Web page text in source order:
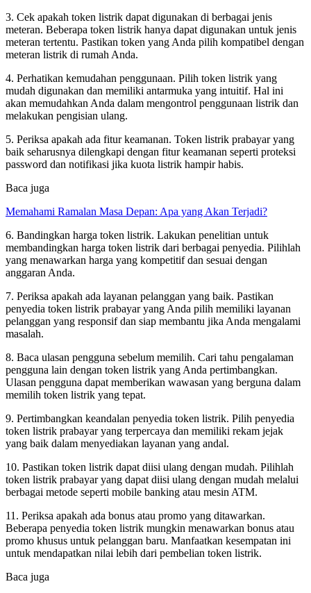
3. Cek apakah token listrik dapat digunakan di berbagai jenis
meteran. Beberapa token listrik hanya dapat digunakan untuk jenis
meteran tertentu. Pastikan token yang Anda pilih kompatibel dengan
meteran listrik di rumah Anda.
4. Perhatikan kemudahan penggunaan. Pilih token listrik yang
mudah digunakan dan memiliki antarmuka yang intuitif. Hal ini
akan memudahkan Anda dalam mengontrol penggunaan listrik dan
melakukan pengisian ulang.
5. Periksa apakah ada fitur keamanan. Token listrik prabayar yang
baik seharusnya dilengkapi dengan fitur keamanan seperti proteksi
password dan notifikasi jika kuota listrik hampir habis.
Baca juga
Memahami Ramalan Masa Depan: Apa yang Akan Terjadi?
6. Bandingkan harga token listrik. Lakukan penelitian untuk
membandingkan harga token listrik dari berbagai penyedia. Pilihlah
yang menawarkan harga yang kompetitif dan sesuai dengan
anggaran Anda.
7. Periksa apakah ada layanan pelanggan yang baik. Pastikan
penyedia token listrik prabayar yang Anda pilih memiliki layanan
pelanggan yang responsif dan siap membantu jika Anda mengalami
masalah.
8. Baca ulasan pengguna sebelum memilih. Cari tahu pengalaman
pengguna lain dengan token listrik yang Anda pertimbangkan.
Ulasan pengguna dapat memberikan wawasan yang berguna dalam
memilih token listrik yang tepat.
9. Pertimbangkan keandalan penyedia token listrik. Pilih penyedia
token listrik prabayar yang terpercaya dan memiliki rekam jejak
yang baik dalam menyediakan layanan yang andal.
10. Pastikan token listrik dapat diisi ulang dengan mudah. Pilihlah
token listrik prabayar yang dapat diisi ulang dengan mudah melalui
berbagai metode seperti mobile banking atau mesin ATM.
11. Periksa apakah ada bonus atau promo yang ditawarkan.
Beberapa penyedia token listrik mungkin menawarkan bonus atau
promo khusus untuk pelanggan baru. Manfaatkan kesempatan ini
untuk mendapatkan nilai lebih dari pembelian token listrik.
Baca juga